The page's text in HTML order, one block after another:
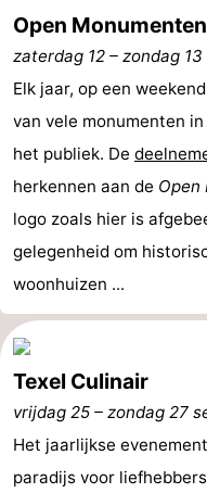
Natuur
Schoorlse
Bergen
Zee
-
Alkmaar
-
aan
Zee
Noordhollands
duinreservaat
-
Wijk
aan
-
Natuur
Zuid-
Kennermerland
-
Amsterdam
Haarlem
-
Open
zaterdag 12 – zondag
Elk jaar, op een
van vele monumenten
het publiek. De
herkennen aan de Open
logo zoals hier is
gelegenheid om
woonhuizen ...
Texel Culinair
vrijdag 25 – zondag 27
Het jaarlijkse evenement
paradijs voor